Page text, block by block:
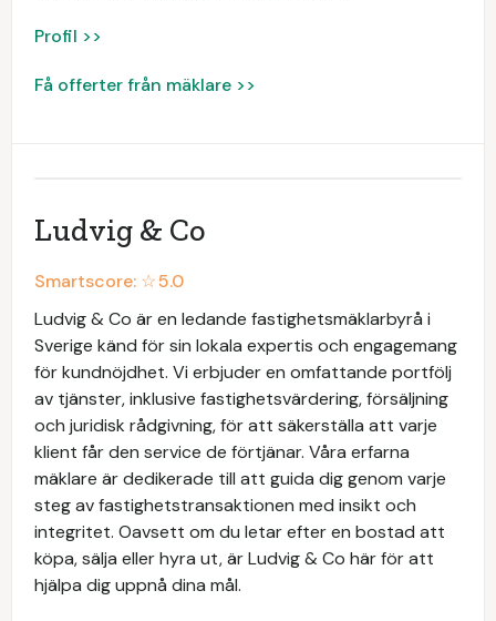
Profil >>
Få offerter från mäklare >>
Ludvig & Co
Smartscore: ☆5.0
Ludvig & Co är en ledande fastighetsmäklarbyrå i
Sverige känd för sin lokala expertis och engagemang
för kundnöjdhet. Vi erbjuder en omfattande portfölj
av tjänster, inklusive fastighetsvärdering, försäljning
och juridisk rådgivning, för att säkerställa att varje
klient får den service de förtjänar. Våra erfarna
mäklare är dedikerade till att guida dig genom varje
steg av fastighetstransaktionen med insikt och
integritet. Oavsett om du letar efter en bostad att
köpa, sälja eller hyra ut, är Ludvig & Co här för att
hjälpa dig uppnå dina mål.